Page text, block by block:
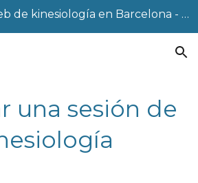
¡Bienvenidos a la web de kinesiología en Barcelona - Fanny!
una sesión de